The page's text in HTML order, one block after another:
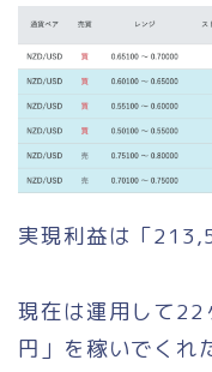
実現利益は「
現在は運用して
円」を稼いでくれ